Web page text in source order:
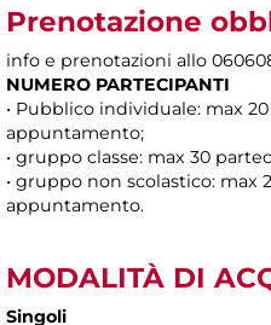
Prenotazione
info e prenotazioni allo
NUMERO PARTECIPANTI
• Pubblico individuale: max
appuntamento;
• gruppo classe: max 30
• gruppo non scolastico: max
appuntamento.
MODALITÀ DI
Singoli